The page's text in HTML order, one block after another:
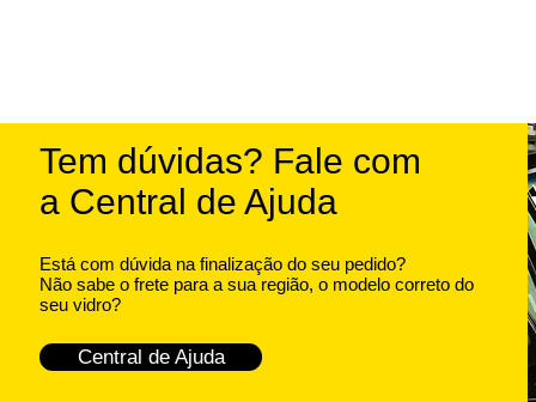
Tem dúvidas? Fale com
a Central de Ajuda
Está com dúvida na finalização do seu pedido?
Não sabe o frete para a sua região, o modelo correto do
seu vidro?
Central de Ajuda